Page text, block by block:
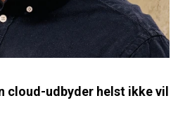
cloud-udbyder helst ikke vil